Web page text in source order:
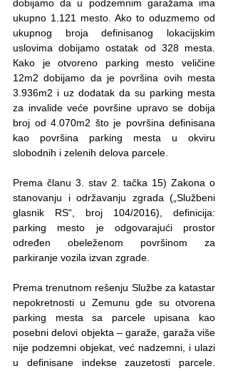
dobijamo da u podzemnim garažama ima
ukupno 1.121 mesto. Ako to oduzmemo od
ukupnog broja definisanog lokacijskim
uslovima dobijamo ostatak od 328 mesta.
Кako je otvoreno parking mesto veličine
12m2 dobijamo da je površina ovih mesta
3.936m2 i uz dodatak da su parking mesta
za invalide veće površine upravo se dobija
broj od 4.070m2 što je površina definisana
kao površina parking mesta u okviru
slobodnih i zelenih delova parcele.
Prema članu 3. stav 2. tačka 15) Zakona o
stanovanju i održavanju zgrada („Službeni
glasnik RS“, broj 104/2016), definicija:
parking mesto je odgovarajući prostor
određen obeleženom površinom za
parkiranje vozila izvan zgrade.
Prema trenutnom rešenju Službe za katastar
nepokretnosti u Zemunu gde su otvorena
parking mesta sa parcele upisana kao
posebni delovi objekta – garaže, garaža više
nije podzemni objekat, već nadzemni, i ulazi
u definisane indekse zauzetosti parcele.